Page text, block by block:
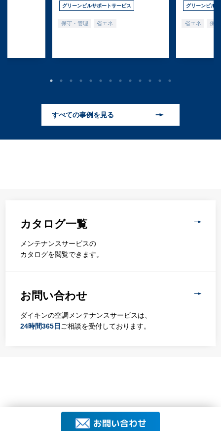
グリーンビルサポートサービス
保守・管理 省エネ
グリーンビル
省エネ 保
すべての事例を見る
カタログ一覧
メンテナンスサービスの
カタログを閲覧できます。
お問い合わせ
ダイキンの空調メンテナンスサービスは、
24時間365日 ご相談を受付しております。
お問い合わせ